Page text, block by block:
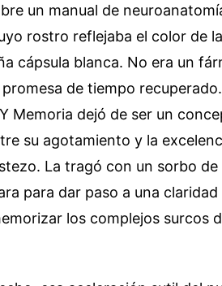
un manual de
rostro reflejaba el color de
cápsula blanca. No era un
de tiempo
Memoria dejó de ser un
su agotamiento y la
La tragó con un sorbo
para dar paso a una
los complejos surcos